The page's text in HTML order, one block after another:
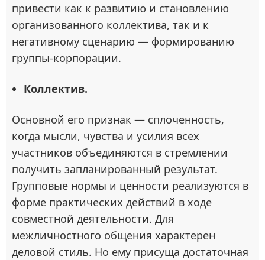
привести как к развитию и становлению
организованного коллектива, так и к
негативному сценарию — формированию
группы-корпорации.
Коллектив.
Основной его признак — сплоченность,
когда мысли, чувства и усилия всех
участников объединяются в стремлении
получить запланированный результат.
Групповые нормы и ценности реализуются в
форме практических действий в ходе
совместной деятельности. Для
межличностного общения характерен
деловой стиль. Но ему присуща достаточная